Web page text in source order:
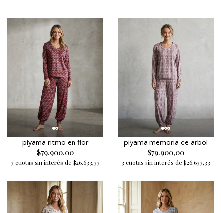
piyama ritmo en flor
$79.900,00
3 cuotas sin interés de $26.633,33
piyama memoria de arbol
$79.900,00
3 cuotas sin interés de $26.633,33